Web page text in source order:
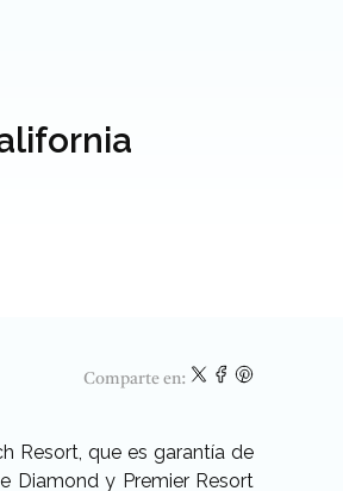
Comparte en:
Resort, que es garantía de
Diamond y Premier Resort